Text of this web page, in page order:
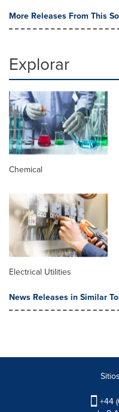
More Releases From This
Explorar
Chemical
Electrical Utilities
News Releases in Similar
+44